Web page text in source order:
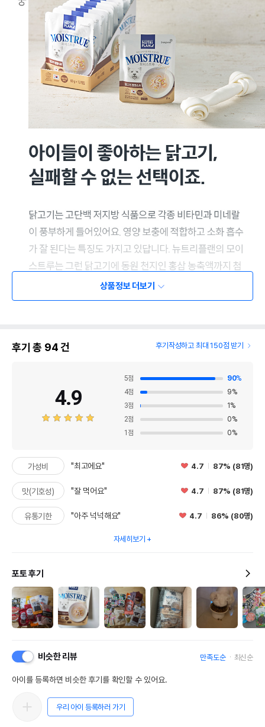
상품정보 더보기
후기 총 94건 후기작성하고 최대 150점 받기
4.9
5점 90%
4점 9%
3점 1 %
2점 0%
1 점 0%
가성비 "최고에요" 4.7 87% (81명)
맛(기호성) "잘 먹어요" 4.7 87% (81명)
유통기한 "아주 넉넉해요" 4.7 86% (80명)
자세히보기
포토 후기
비슷한 리뷰 만족도순 최신순
아이를 등록하면 비슷한 후기를 확인할 수 있어요.
우리 아이 등록하러 가기